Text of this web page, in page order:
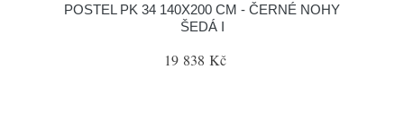
POSTEL PK 34 140X200 CM - ČERNÉ NOHY
ŠEDÁ I
19 838 Kč